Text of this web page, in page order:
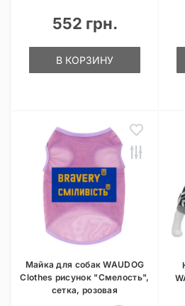
552 грн.
В КОРЗИНУ
Майка для собак WAUDOG
Clothes рисунок "Смелость",
сетка, розовая